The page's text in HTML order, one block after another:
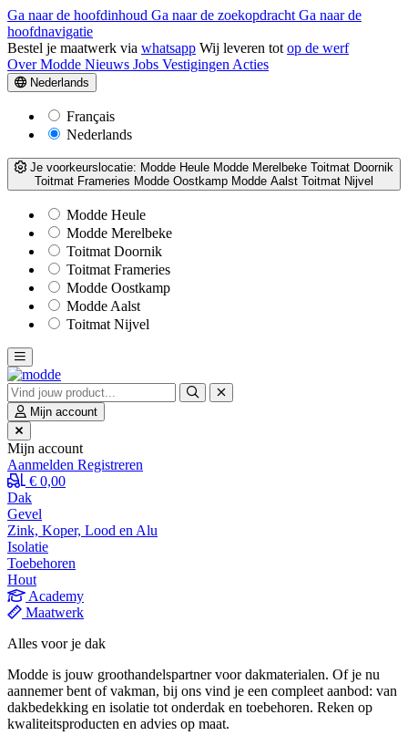
Ga naar de hoofdinhoud Ga naar de zoekopdracht Ga naar de
hoofdnavigatie
Bestel je maatwerk via whatsapp Wij leveren tot op de werf
Over Modde Nieuws Jobs Vestigingen Acties
Nederlands
Français
Nederlands
Je voorkeurslocatie: Modde Heule Modde Merelbeke Toitmat Doornik
Toitmat Frameries Modde Oostkamp Modde Aalst Toitmat Nijvel
Modde Heule
Modde Merelbeke
Toitmat Doornik
Toitmat Frameries
Modde Oostkamp
Modde Aalst
Toitmat Nijvel
Mijn account
Mijn account
Aanmelden Registreren
€ 0,00
Dak
Gevel
Zink, Koper, Lood en Alu
Isolatie
Toebehoren
Hout
Academy
Maatwerk
Alles voor je dak
Modde is jouw groothandelspartner voor dakmaterialen. Of je nu
aannemer bent of vakman, bij ons vind je een compleet aanbod: van
dakbedekking en isolatie tot onderdak en toebehoren. Reken op
kwaliteitsproducten en advies op maat.